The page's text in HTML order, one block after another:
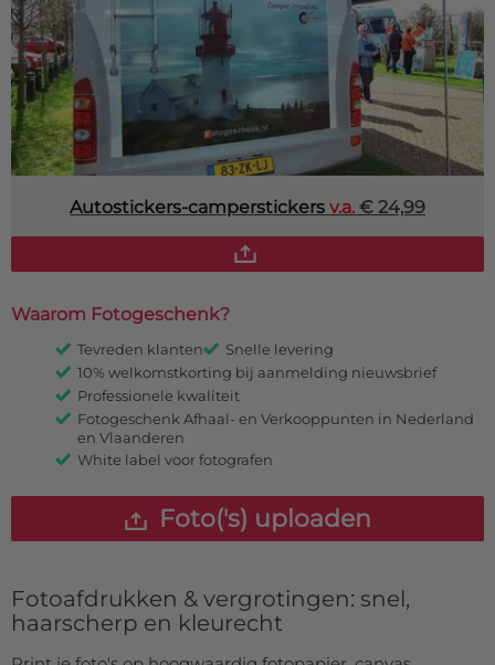
Autostickers-camperstickers v.a. € 24,99
Waarom Fotogeschenk?
Tevreden klanten
Snelle levering
10% welkomstkorting bij aanmelding nieuwsbrief
Professionele kwaliteit
Fotogeschenk Afhaal- en Verkooppunten in Nederland
en Vlaanderen
White label voor fotografen
Foto('s) uploaden
Fotoafdrukken & vergrotingen: snel,
haarscherp en kleurecht